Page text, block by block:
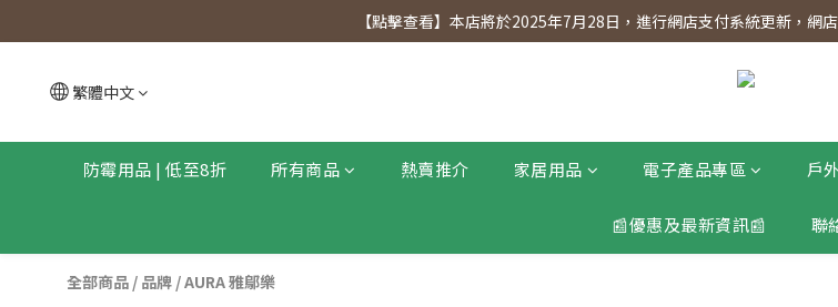
【點擊查看】會員專享 星期三全單95折!!!（優惠期至2026
【點擊查看】本店將於2025年7月28日，進行網店支付系統更新，網
繁體中文
防霉用品 | 低至8折 所有商品 熱賣推介 家居用品 電子產品專區 戶
📰優惠及最新資訊📰 聯
全部商品 / 品牌 /AURA 雅鄔樂